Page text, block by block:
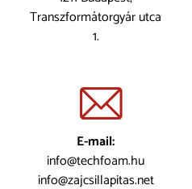
Transzformátorgyár utca
1.
E-mail:
info@techfoam.hu
info@zajcsillapitas.net